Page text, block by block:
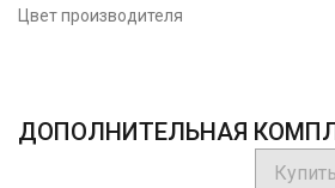
Цвет производителя
ДОПОЛНИТЕЛЬНАЯ